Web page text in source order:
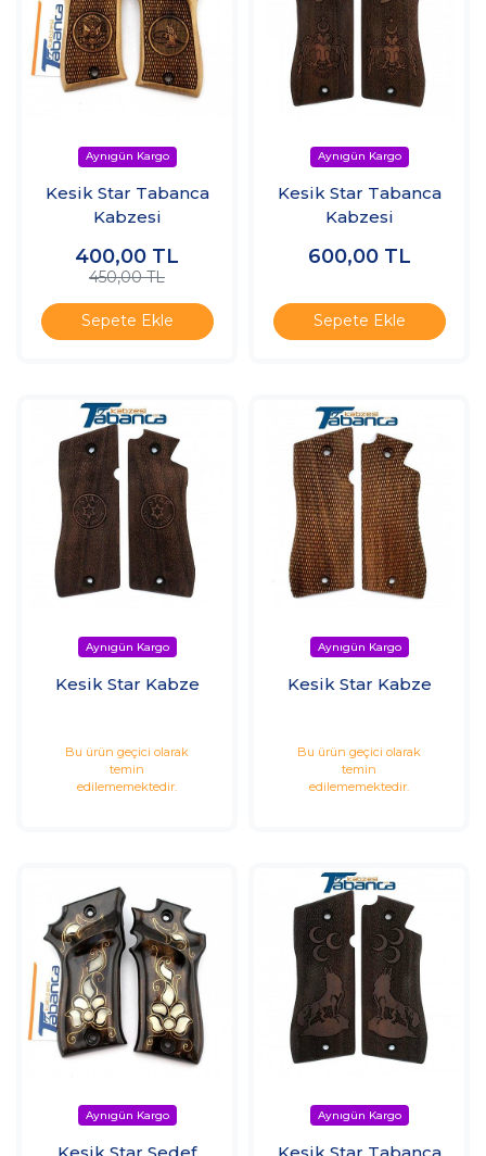
Kesik Star Tabanca
Kabzesi
400,00 TL
450,00 TL
Sepete Ekle
Kesik Star Tabanca
Kabzesi
600,00 TL
Sepete Ekle
Kesik Star Kabze
Bu ürün geçici olarak
temin
edilememektedir.
Kesik Star Kabze
Bu ürün geçici olarak
temin
edilememektedir.